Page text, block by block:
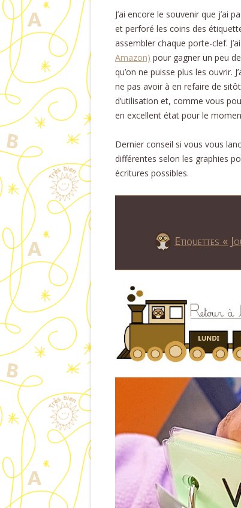
J’ai encore le souvenir que j’ai
et perforé les coins des
assembler chaque porte-clef.
Amazon) pour gagner un peu
qu’on ne puisse plus les ouvrir.
ne pas avoir à en refaire de
d’utilisation et, comme vous
en excellent état pour le
Dernier conseil si vous vous
différentes selon les graphies
écritures possibles.
Etiquettes «